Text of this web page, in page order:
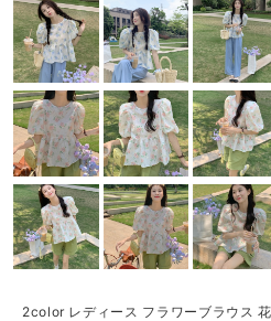
2color レディース フラワーブラウス